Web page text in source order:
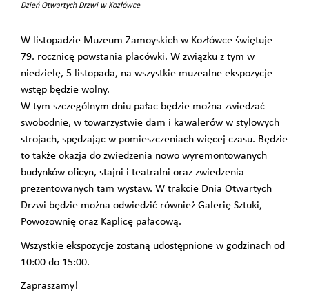
Dzień Otwartych Drzwi w Kozłówce
W listopadzie Muzeum Zamoyskich w Kozłówce świętuje
79. rocznicę powstania placówki. W związku z tym w
niedzielę, 5 listopada, na wszystkie muzealne ekspozycje
wstęp będzie wolny.
W tym szczególnym dniu pałac będzie można zwiedzać
swobodnie, w towarzystwie dam i kawalerów w stylowych
strojach, spędzając w pomieszczeniach więcej czasu. Będzie
to także okazja do zwiedzenia nowo wyremontowanych
budynków oficyn, stajni i teatralni oraz zwiedzenia
prezentowanych tam wystaw. W trakcie Dnia Otwartych
Drzwi będzie można odwiedzić również Galerię Sztuki,
Powozownię oraz Kaplicę pałacową.
Wszystkie ekspozycje zostaną udostępnione w godzinach od
10:00 do 15:00.
Zapraszamy!